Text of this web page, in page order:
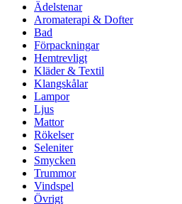
Ädelstenar
Aromaterapi & Dofter
Bad
Förpackningar
Hemtrevligt
Kläder & Textil
Klangskålar
Lampor
Ljus
Mattor
Rökelser
Seleniter
Smycken
Trummor
Vindspel
Övrigt